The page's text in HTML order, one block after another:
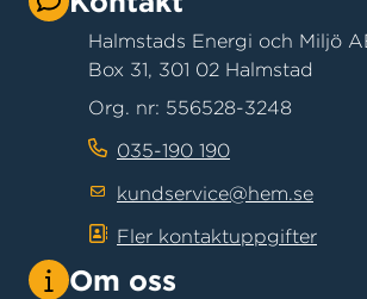
Halmstads Energi och Miljö
Box 31, 301 02 Halmstad
Org. nr: 556528-3248
035-190 190
kundservice@hem.se
Fler kontaktuppgifter
Om oss